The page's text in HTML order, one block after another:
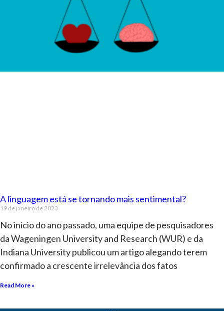
A linguagem está se tornando mais sentimental?
19 de janeiro de 2023
No início do ano passado, uma equipe de pesquisadores
da Wageningen University and Research (WUR) e da
Indiana University publicou um artigo alegando terem
confirmado a crescente irrelevância dos fatos
Read More »